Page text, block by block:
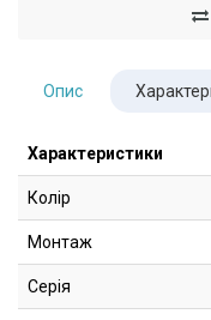
Опис
Характеристики
Колір
Монтаж
Серія